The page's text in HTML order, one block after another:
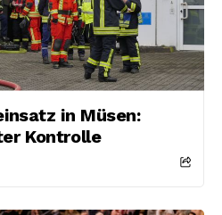
in Müsen:
Kontrolle